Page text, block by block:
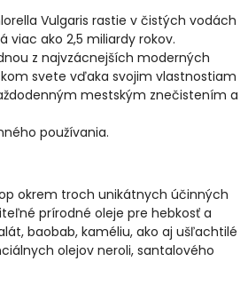
Vulgaris rastie v čistých vodách
viac ako 2,5 miliardy rokov.
z najvzácnejších moderných
svete vďaka svojim vlastnostiam
mestským znečistením a
používania.
okrem troch unikátnych účinných
prírodné oleje pre hebkosť a
baobab, kaméliu, ako aj ušľachtilé
olejov neroli, santalového